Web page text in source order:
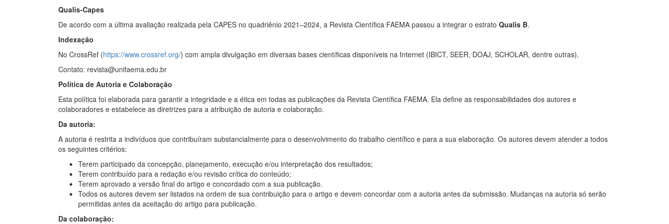
Qualis-Capes
De acordo com a última avaliação realizada pela CAPES no quadriênio 2021–2024, a Revista Científica FAEMA passou a integrar o estrato Qualis B.
Indexação
No CrossRef (https://www.crossref.org/) com ampla divulgação em diversas bases científicas disponíveis na Internet (IBICT, SEER, DOAJ, SCHOLAR, dentre outras).
Contato: revista@unifaema.edu.br
Política de Autoria e Colaboração
Esta política foi elaborada para garantir a integridade e a ética em todas as publicações da Revista Científica FAEMA. Ela define as responsabilidades dos autores e
colaboradores e estabelece as diretrizes para a atribuição de autoria e colaboração.
Da autoria:
A autoria é restrita a indivíduos que contribuíram substancialmente para o desenvolvimento do trabalho científico e para a sua elaboração. Os autores devem atender a todos
os seguintes critérios:
Terem participado da concepção, planejamento, execução e/ou interpretação dos resultados;
Terem contribuído para a redação e/ou revisão crítica do conteúdo;
Terem aprovado a versão final do artigo e concordado com a sua publicação.
Todos os autores devem ser listados na ordem de sua contribuição para o artigo e devem concordar com a autoria antes da submissão. Mudanças na autoria só serão
permitidas antes da aceitação do artigo para publicação.
Da colaboração: